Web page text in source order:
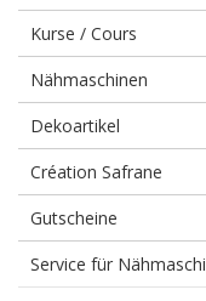
Kurse / Cours
Nähmaschinen
Dekoartikel
Création Safrane
Gutscheine
Service für